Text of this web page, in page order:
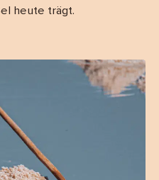
heute trägt.